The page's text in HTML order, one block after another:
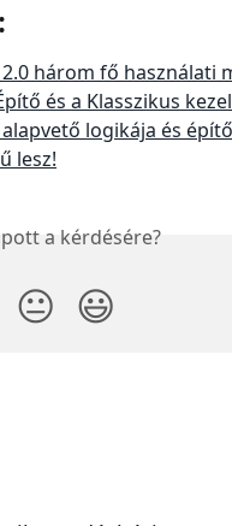
három fő használati
és a Klasszikus
logikája és
lesz!
a kérdésére?
😐 😃